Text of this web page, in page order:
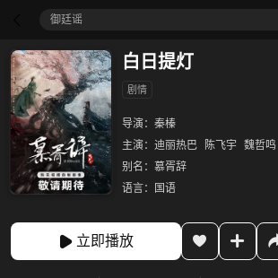
御廷谣‎
白日提灯
剧情
导演： 秦榛
主演： 迪丽热巴 陈飞宇 魏哲鸣
别名： 慕胥辞
语言：
国语
立即播放